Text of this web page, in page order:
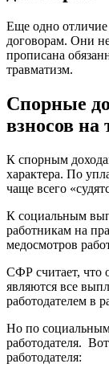
Еще одно
договорам. Они
прописана
травматизм.
Спорные
взносов на
К спорным
характера. По
чаще всего
К социальным
работникам на
медосмотров
СФР считает, что
являются все
работодателем в
Но по
работодателя.
работодателя: